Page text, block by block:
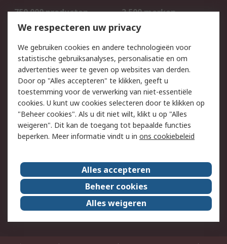
750.000 producten
2.500 merken
Bestellen
Inkoopoplossingen
Track & Trace
Wettelijk
Cookiebeleid
Email veiligheid
Privacybeleid
Websitevoorwaarden
Algemene
verkoopvoorwaarden
Over RS
RS Group
Over ons
RS wereldwijd
Werken bij RS
ESG
We respecteren uw privacy
We gebruiken cookies en andere technologieën voor
statistische gebruiksanalyses, personalisatie en om
advertenties weer te geven op websites van derden.
Door op "Alles accepteren" te klikken, geeft u
toestemming voor de verwerking van niet-essentiële
cookies. U kunt uw cookies selecteren door te klikken op
"Beheer cookies". Als u dit niet wilt, klikt u op "Alles
weigeren". Dit kan de toegang tot bepaalde functies
beperken. Meer informatie vindt u in ons cookiebeleid
Alles accepteren
Beheer cookies
Alles weigeren